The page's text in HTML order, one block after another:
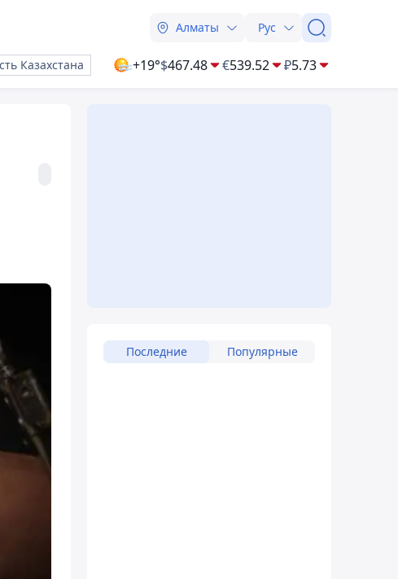
Алматы Рус
Казахстана +19°$467.48 €539.52 ₽5.73
Последние Популярные